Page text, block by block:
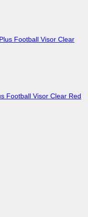
Football Visor Clear Red